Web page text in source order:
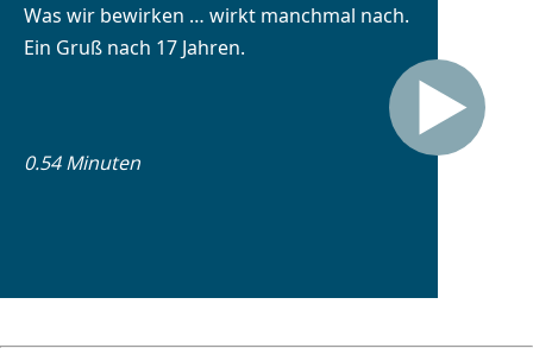
Was wir bewirken … wirkt manchmal nach.
Ein Gruß nach 17 Jahren.
0.54 Minuten